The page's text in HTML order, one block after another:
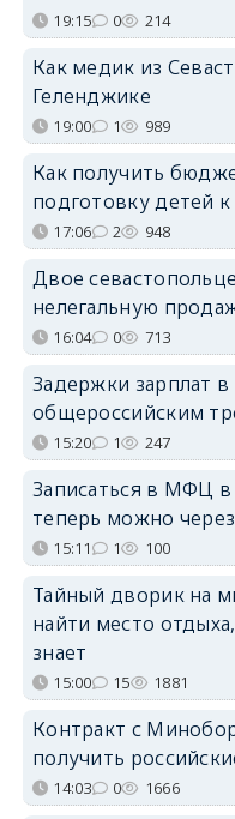
19:15 0 214
Как медик из
Геленджике
19:00 1 989
Как получить
подготовку детей
17:06 2 948
Двое
нелегальную
16:04 0 713
Задержки зарплат в
общероссийским
15:20 1 247
Записаться в МФЦ
теперь можно
15:11 1 100
Тайный дворик на
найти место
знает
15:00 15 1881
Контракт с
получить
14:03 0 1666